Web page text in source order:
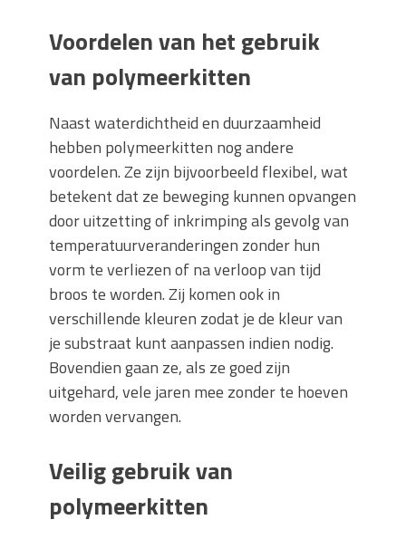
Voordelen van het gebruik
van polymeerkitten
Naast waterdichtheid en duurzaamheid
hebben polymeerkitten nog andere
voordelen. Ze zijn bijvoorbeeld flexibel, wat
betekent dat ze beweging kunnen opvangen
door uitzetting of inkrimping als gevolg van
temperatuurveranderingen zonder hun
vorm te verliezen of na verloop van tijd
broos te worden. Zij komen ook in
verschillende kleuren zodat je de kleur van
je substraat kunt aanpassen indien nodig.
Bovendien gaan ze, als ze goed zijn
uitgehard, vele jaren mee zonder te hoeven
worden vervangen.
Veilig gebruik van
polymeerkitten